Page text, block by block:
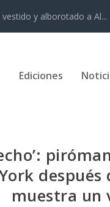
y alborotado a Al...
Ediciones
muestra un